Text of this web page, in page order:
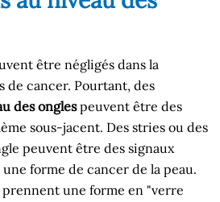
être négligés dans la
de cancer. Pourtant, des
des onglespeuvent être des
sous-jacent. Des stries ou des
peuvent être des signaux
forme de cancer de la peau.
prennent une forme en "verre